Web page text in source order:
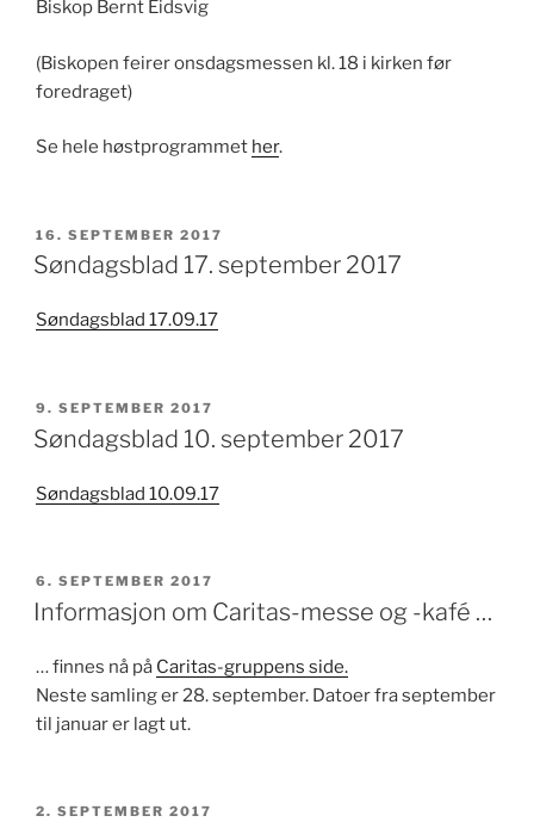
Biskop Bernt Eidsvig
(Biskopen feirer onsdagsmessen kl. 18 i kirken før
foredraget)
Se hele høstprogrammet her.
PUBLISERT
16. SEPTEMBER 2017
Søndagsblad 17. september 2017
Søndagsblad 17.09.17
PUBLISERT
9. SEPTEMBER 2017
Søndagsblad 10. september 2017
Søndagsblad 10.09.17
PUBLISERT
6. SEPTEMBER 2017
Informasjon om Caritas-messe og -kafé …
… finnes nå på Caritas-gruppens side.
Neste samling er 28. september. Datoer fra september
til januar er lagt ut.
PUBLISERT
2. SEPTEMBER 2017